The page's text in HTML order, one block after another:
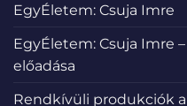
EgyÉletem: Csuja Imre
EgyÉletem: Csuja Imre
előadása
Rendkívüli produkciók